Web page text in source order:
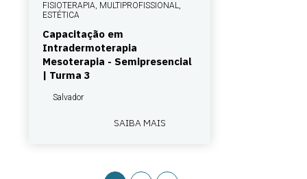
FISIOTERAPIA, MULTIPROFISSIONAL,
ESTÉTICA
Capacitação em
Intradermoterapia
Mesoterapia - Semipresencial
| Turma 3
Salvador
SAIBA MAIS